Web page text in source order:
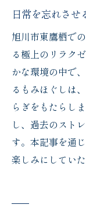
日常を忘れさせ
旭川市東鷹栖で
る極上のリラク
かな環境の中で
るもみほぐしは
らぎをもたらし
し、過去のスト
す。本記事を通
楽しみにしてい